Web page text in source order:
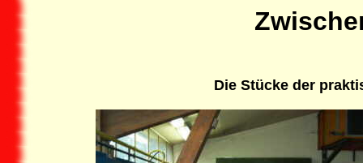
Die Stücke der